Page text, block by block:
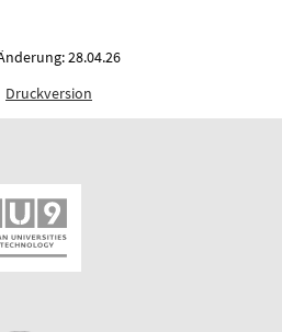
28.04.26
Druckversion